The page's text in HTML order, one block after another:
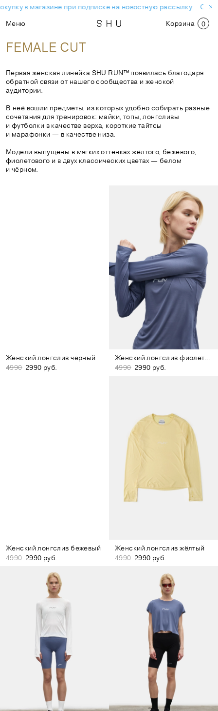
в магазине при подписке на новостную рассылку.
Скидка
Меню
Корзина 0
FEMALE CUT
Первая женская линейка SHU RUN™ появилась благодаря
обратной связи от нашего сообщества и женской
аудитории.
В неё вошли предметы, из которых удобно собирать разные
сочетания для тренировок: майки, топы, лонгсливы
и футболки в качестве верха, короткие тайтсы
и марафонки — в качестве низа.
Модели выпущены в мягких оттенках жёлтого, бежевого,
фиолетового и в двух классических цветах — белом
и чёрном.
Женский лонгслив чёрный
4990 2990 руб.
Женский лонгслив фиолетовый
4990 2990 руб.
Женский лонгслив бежевый
4990 2990 руб.
Женский лонгслив жёлтый
4990 2990 руб.